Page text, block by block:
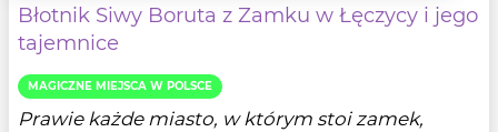
Błotnik Siwy Boruta z Zamku w Łęczycy i jego
tajemnice
MAGICZNE MIEJSCA W POLSCE
Prawie każde miasto, w którym stoi zamek,